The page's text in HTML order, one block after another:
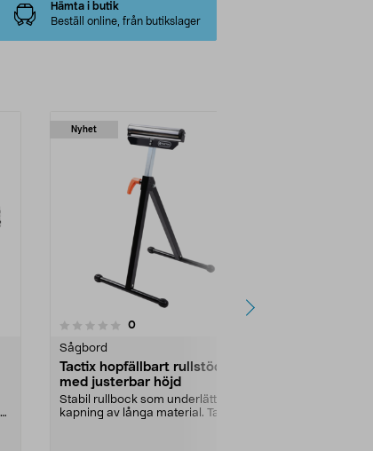
Hämta i butik
Beställ online, från butikslager
Nyhet
0recensioner
Sågbord
Tactix hopfällbart rullstöd
med justerbar höjd
Stabil rullbock som underlättar
kapning av långa material. Tactix
4.5 av 5 stjärnor